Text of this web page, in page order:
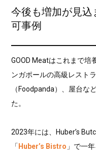
今後も増加が見
可事例
GOOD Meatはこれまで培
ンガポールの高級レスト
（Foodpanda）、屋台な
た。
2023年には、Huber’s
「 Huber’s Bistro 」で一